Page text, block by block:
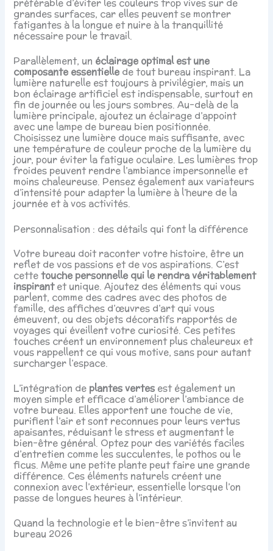
préférable d’éviter les couleurs trop vives sur de
grandes surfaces, car elles peuvent se montrer
fatigantes à la longue et nuire à la tranquillité
nécessaire pour le travail.
Parallèlement, un éclairage optimal est une
composante essentiellede tout bureau inspirant. La
lumière naturelle est toujours à privilégier, mais un
bon éclairage artificiel est indispensable, surtout en
fin de journée ou les jours sombres. Au-delà de la
lumière principale, ajoutez un éclairage d’appoint
avec une lampe de bureau bien positionnée.
Choisissez une lumière douce mais suffisante, avec
une température de couleur proche de la lumière du
jour, pour éviter la fatigue oculaire. Les lumières trop
froides peuvent rendre l’ambiance impersonnelle et
moins chaleureuse. Pensez également aux variateurs
d’intensité pour adapter la lumière à l’heure de la
journée et à vos activités.
Personnalisation : des détails qui font la différence
Votre bureau doit raconter votre histoire, être un
reflet de vos passions et de vos aspirations. C’est
cettetouche personnelle qui le rendra véritablement
inspirantet unique. Ajoutez des éléments qui vous
parlent, comme des cadres avec des photos de
famille, des affiches d’œuvres d’art qui vous
émeuvent, ou des objets décoratifs rapportés de
voyages qui éveillent votre curiosité. Ces petites
touches créent un environnement plus chaleureux et
vous rappellent ce qui vous motive, sans pour autant
surcharger l’espace.
L’intégration de plantes vertes est également un
moyen simple et efficace d’améliorer l’ambiance de
votre bureau. Elles apportent une touche de vie,
purifient l’air et sont reconnues pour leurs vertus
apaisantes, réduisant le stress et augmentant le
bien-être général. Optez pour des variétés faciles
d’entretien comme les succulentes, le pothos ou le
ficus. Même une petite plante peut faire une grande
différence. Ces éléments naturels créent une
connexion avec l’extérieur, essentielle lorsque l’on
passe de longues heures à l’intérieur.
Quand la technologie et le bien-être s’invitent au
bureau 2026